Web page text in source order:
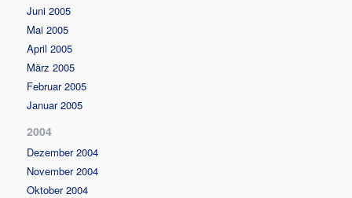
Juni 2005
Mai 2005
April 2005
März 2005
Februar 2005
Januar 2005
2004
Dezember 2004
November 2004
Oktober 2004